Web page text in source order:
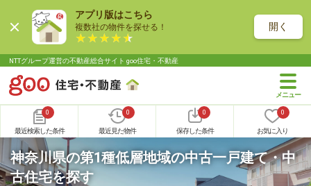
アプリ版はこちら
複数社の物件を探せる！ 開く
NTTグループ運営の不動産総合サイト goo住宅・不動産
0
最近検索した条件
0
最近見た物件
0
保存した条件
0
お気に入り
神奈川県の第1種低層地域の中古一戸建て・中
古住宅を探す